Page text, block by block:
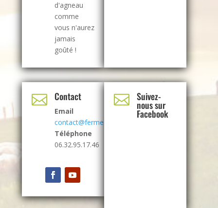
d'agneau
comme
vous n'aurez
jamais
goûté !
 Contact
Email
contact@fermealbrecht.com
Téléphone
06.32.95.17.46
 Suivez-
nous sur
Facebook